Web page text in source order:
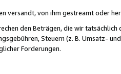
versandt, von ihm gestreamt oder
den Beträgen, die wir
Steuern (z. B. Umsatz-
Forderungen.